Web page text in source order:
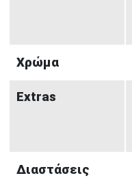
Χρώμα
Extras
Διαστάσεις